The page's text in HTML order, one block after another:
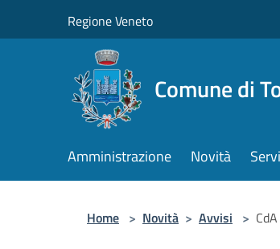
Regione Veneto
Comune di
Amministrazione Novità
Home > Novità > Avvisi >